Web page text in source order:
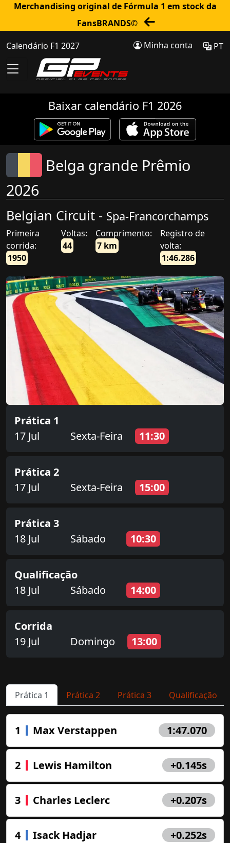
Merchandising original de Fórmula 1 em stock da
FansBRANDS©
Calendário F1 2027 Minha conta PT
Baixar calendário F1 2026
Belga grande Prêmio
2026
Belgian Circuit - Spa-Francorchamps
Primeira
corrida:
1950
Voltas:
44
Comprimento:
7 km
Registro de
volta:
1:46.286
Prática 1
17 Jul
Sexta-Feira 11:30
Prática 2
17 Jul
Sexta-Feira 15:00
Prática 3
18 Jul
Sábado 10:30
Qualificação
18 Jul
Sábado 14:00
Corrida
19 Jul
Domingo 13:00
Prática 1 Prática 2 Prática 3 Qualificação
1 Max Verstappen 1:47.070
2 Lewis Hamilton +0.145s
3 Charles Leclerc +0.207s
4 Isack Hadjar +0.252s